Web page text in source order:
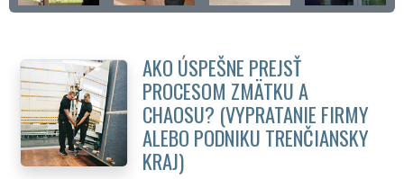
AKO ÚSPEŠNE PREJSŤ
PROCESOM ZMÄTKU A
CHAOSU? (VYPRATANIE FIRMY
ALEBO PODNIKU TRENČIANSKY
KRAJ)